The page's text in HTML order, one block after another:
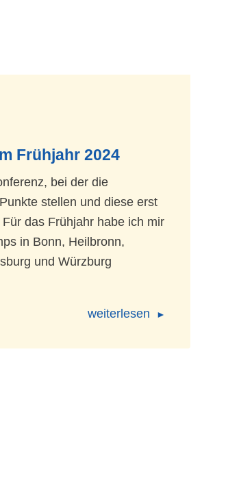
Frühjahr 2024
bei der die
stellen und diese erst
das Frühjahr habe ich mir
in Bonn, Heilbronn,
und Würzburg
weiterlesen